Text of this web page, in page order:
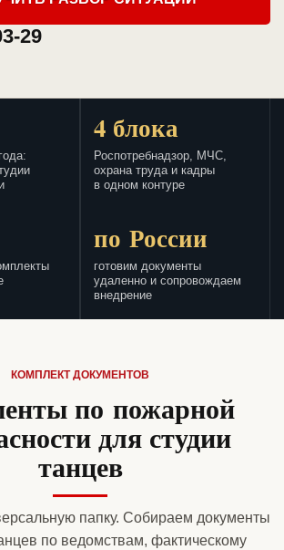
29
4 блока
Роспотребнадзор, МЧС,
охрана труда и кадры
в одном контуре
по России
готовим документы
удаленно и сопровождаем
внедрение
КОМПЛЕКТ ДОКУМЕНТОВ
по пожарной
для студии
танцев
папку. Собираем документы
по ведомствам, фактическому